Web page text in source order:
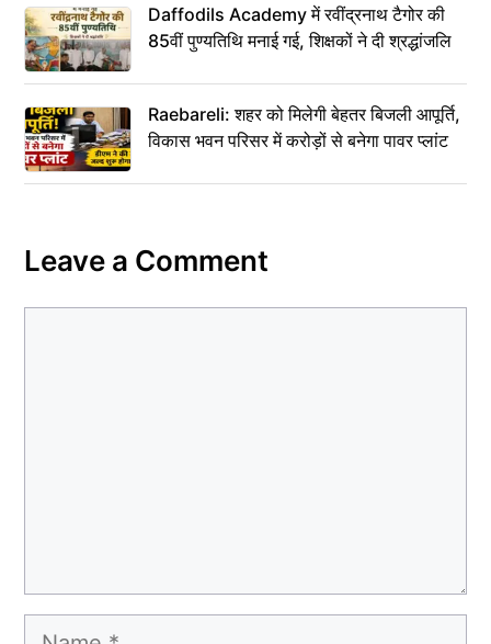
Daffodils Academy में रवींद्रनाथ टैगोर की
85वीं पुण्यतिथि मनाई गई, शिक्षकों ने दी श्रद्धांजलि
Raebareli: शहर को मिलेगी बेहतर बिजली आपूर्ति,
विकास भवन परिसर में करोड़ों से बनेगा पावर प्लांट
Leave a Comment
Name